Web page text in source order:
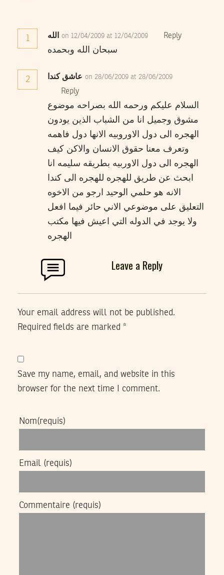
1 الله on 12/04/2009 at 12/04/2009 Reply
سبحان الله وبحمده
2 عاشق كندا on 28/06/2009 at 28/06/2009
Reply
السلام عليكم ورحمه الله بصراحه موضوع
مشوق وجميل انا من الشباب الذين يودون
الهجره الى دول الاوروبيه الانها دول فاهمه
وتعرف معنا حقوق الانسان والاكن كيف
الهجره الى دول الاوربيه بطريقه سليمه انا
ابحث عن طريق للهجره للهجره الى كندا
الانه هو حلمي الوحيد ارجو من الاخوه
التعليق على موضوعي الاني حائر فيما افعل
ولا يوجد في الدوله التي اعيش فيها مكتب
الهجره
Leave a Reply
Your email address will not be published.
Required fields are marked *
Save my name, email, and website in this
browser for the next time I comment.
Nom(requis)
Email (requis)
Commentaire (requis)